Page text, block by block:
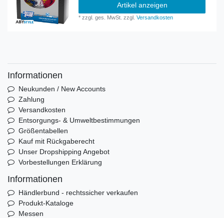
Artikel anzeigen
*zzgl. ges. MwSt. zzgl.Versandkosten
Informationen
Neukunden / New Accounts
Zahlung
Versandkosten
Entsorgungs- & Umweltbestimmungen
Größentabellen
Kauf mit Rückgaberecht
Unser Dropshipping Angebot
Vorbestellungen Erklärung
Informationen
Händlerbund - rechtssicher verkaufen
Produkt-Kataloge
Messen